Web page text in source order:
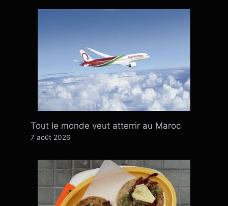
Tout le monde veut atterrir au Maroc
7 août 2026